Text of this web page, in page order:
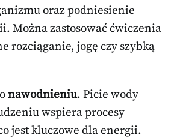
oraz podniesienie
Można zastosować ćwiczenia
rozciąganie, jogę czy szybką
nawodnieniu. Picie wody
wspiera procesy
jest kluczowe dla energii.